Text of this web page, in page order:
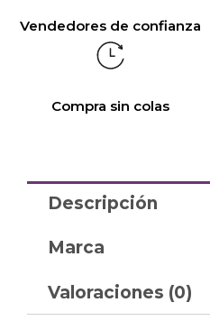
Vendedores de confianza
Compra sin colas
Descripción
Marca
Valoraciones (0)